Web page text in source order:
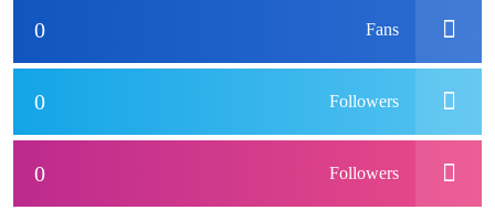
0 Fans
0 Followers
0 Followers